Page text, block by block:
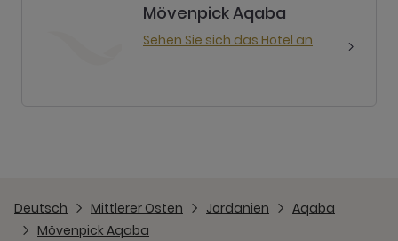
Mövenpick Aqaba
Sehen Sie sich das Hotel an
Deutsch Mittlerer Osten Jordanien
Aqaba
Mövenpick Aqaba